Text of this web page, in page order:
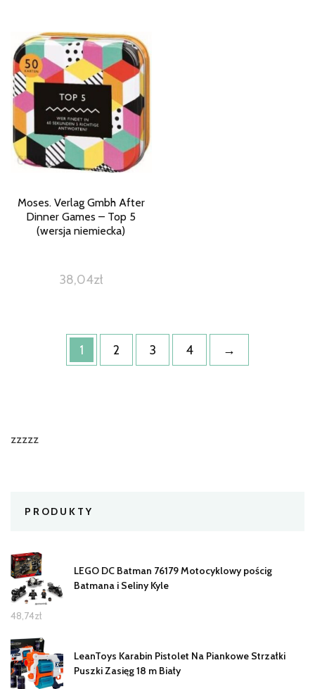
Moses. Verlag Gmbh After
Dinner Games – Top 5
(wersja niemiecka)
38,04zł
1 2 3 4 →
zzzzz
PRODUKTY
LEGO DC Batman 76179 Motocyklowy pościg
Batmana i Seliny Kyle
48,74zł
LeanToys Karabin Pistolet Na Piankowe Strzałki
Puszki Zasięg 18 m Biały